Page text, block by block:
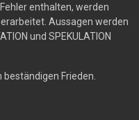
enthalten, werden
Aussagen werden
und SPEKULATION
Frieden.